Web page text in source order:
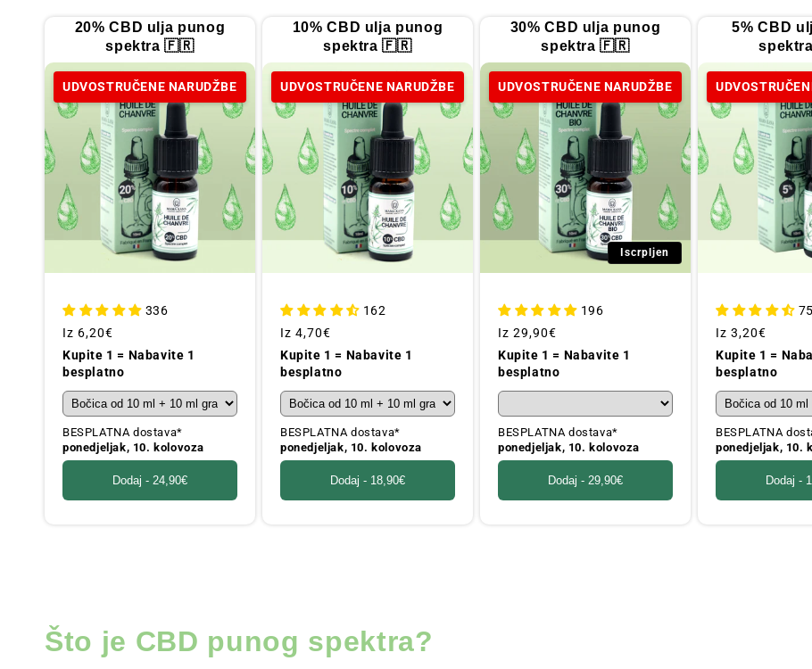
k
c
i
20% CBD ulja punog
spektra 🇫🇷
UDVOSTRUČENE NARUDŽBE
336
Redovna
cijena
Iz 6,20€
Kupite 1 = Nabavite 1
besplatno
BESPLATNA dostava*
ponedjeljak, 10. kolovoza
Dodaj - 24,90€
10% CBD ulja punog
spektra 🇫🇷
UDVOSTRUČENE NARUDŽBE
162
Redovna
cijena
Iz 4,70€
Kupite 1 = Nabavite 1
besplatno
BESPLATNA dostava*
ponedjeljak, 10. kolovoza
Dodaj - 18,90€
30% CBD ulja punog
spektra 🇫🇷
UDVOSTRUČENE NARUDŽBE
Iscrpljen
196
Redovna
cijena
Iz 29,90€
Kupite 1 = Nabavite 1
besplatno
BESPLATNA dostava*
ponedjeljak, 10. kolovoza
Dodaj - 29,90€
5% CBD
75
Redovna
cijena
Iz 3,20€
Kupite 1 =
besplatno
BESPLATNA
ponedjeljak, 10.
Dodaj -
Što je CBD punog spektra?